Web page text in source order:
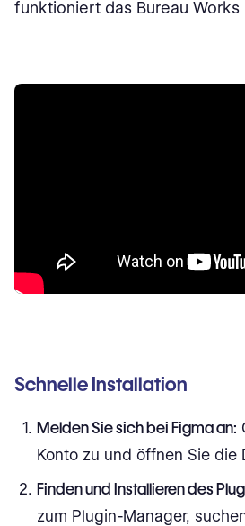
funktioniert das Bureau Works
Schnelle Installation
Melden Sie sich bei Figma an:
Konto zu und öffnen Sie die
Finden und Installieren des
zum Plugin-Manager,